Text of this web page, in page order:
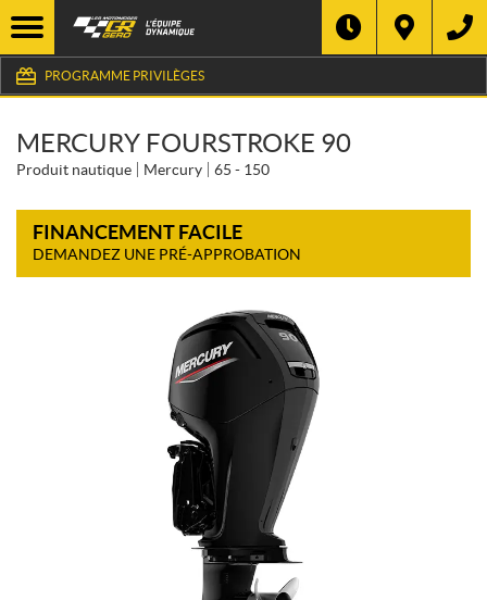
PROGRAMME PRIVILÈGES
MERCURY FOURSTROKE 90
Produit nautique Mercury 65 - 150
FINANCEMENT FACILE
DEMANDEZ UNE PRÉ-APPROBATION